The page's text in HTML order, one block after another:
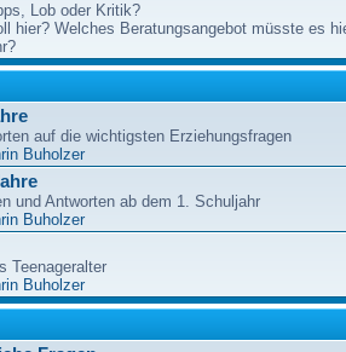
Lob oder Kritik?
hier? Welches Beratungsangebot müsste es
auf die wichtigsten Erziehungsfragen
Buholzer
und Antworten ab dem 1. Schuljahr
Buholzer
Teenageralter
Buholzer